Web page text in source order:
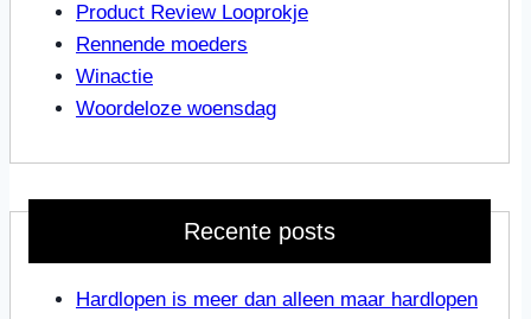
Product Review Looprokje
Rennende moeders
Winactie
Woordeloze woensdag
Recente posts
Hardlopen is meer dan alleen maar hardlopen